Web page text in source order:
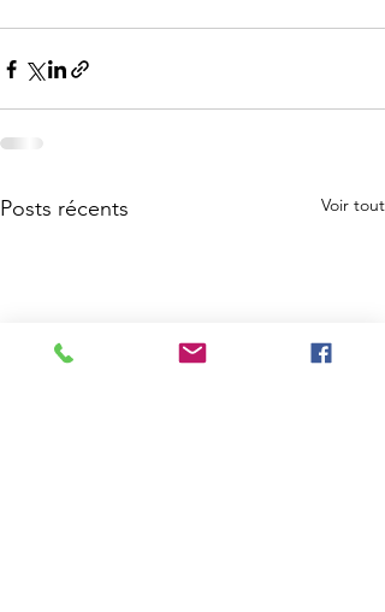
Posts récents Voir tout